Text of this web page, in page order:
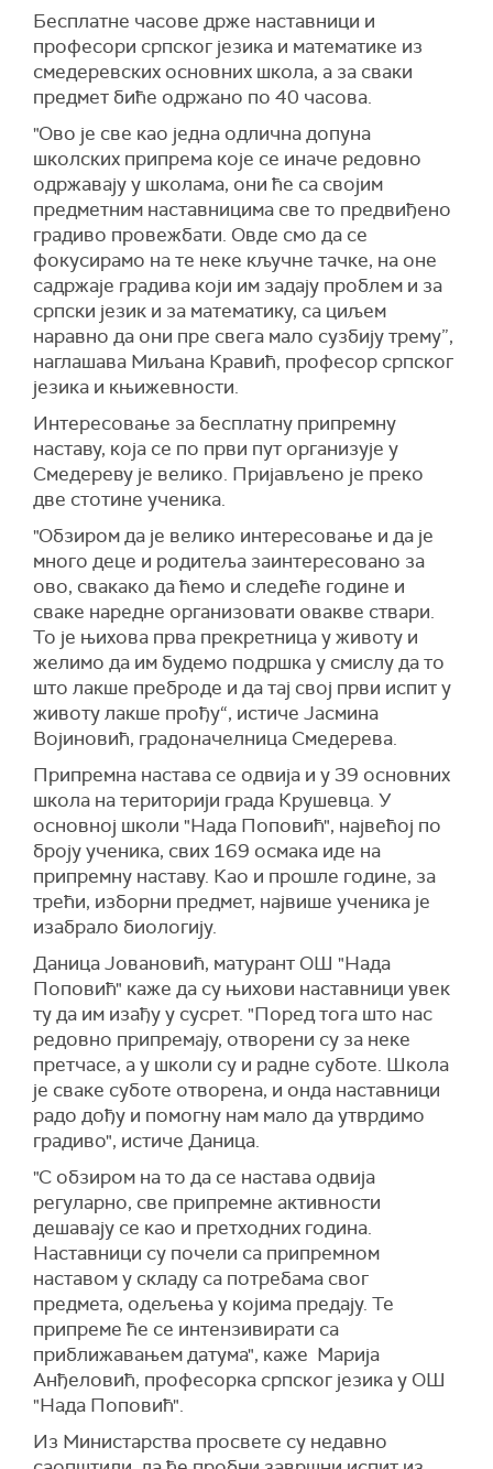
Бесплатне часове држе наставници и
професори српског језика и математике из
смедеревских основних школа, а за сваки
предмет биће одржано по 40 часова.
"Ово је све као једна одлична допуна
школских припрема које се иначе редовно
одржавају у школама, они ће са својим
предметним наставницима све то предвиђено
градиво провежбати. Овде смо да се
фокусирамо на те неке кључне тачке, на оне
садржаје градива који им задају проблем и за
српски језик и за математику, са циљем
наравно да они пре свега мало сузбију трему”,
наглашава Миљана Кравић, професор српског
језика и књижевности.
Интересовање за бесплатну припремну
наставу, која се по први пут организује у
Смедереву је велико. Пријављено је преко
две стотине ученика.
"Обзиром да је велико интересовање и да је
много деце и родитеља заинтересовано за
ово, свакако да ћемо и следеће године и
сваке наредне организовати овакве ствари.
То је њихова прва прекретница у животу и
желимо да им будемо подршка у смислу да то
што лакше преброде и да тај свој први испит у
животу лакше прођу“, истиче Јасмина
Војиновић, градоначелница Смедерева.
Припремна настава се одвија и у 39 основних
школа на територији града Крушевца. У
основној школи "Нада Поповић", највећој по
броју ученика, свих 169 осмака иде на
припремну наставу. Као и прошле године, за
трећи, изборни предмет, највише ученика је
изабрало биологију.
Даница Јовановић, матурант ОШ "Нада
Поповић" каже да су њихови наставници увек
ту да им изађу у сусрет. "Поред тога што нас
редовно припремају, отворени су за неке
претчасе, а у школи су и радне суботе. Школа
је сваке суботе отворена, и онда наставници
радо дођу и помогну нам мало да утврдимо
градиво", истиче Даница.
"С обзиром на то да се настава одвија
регуларно, све припремне активности
дешавају се као и претходних година.
Наставници су почели са припремном
наставом у складу са потребама свог
предмета, одељења у којима предају. Те
припреме ће се интензивирати са
приближавањем датума", каже Марија
Анђеловић, професорка српског језика у ОШ
"Нада Поповић".
Из Министарства просвете су недавно